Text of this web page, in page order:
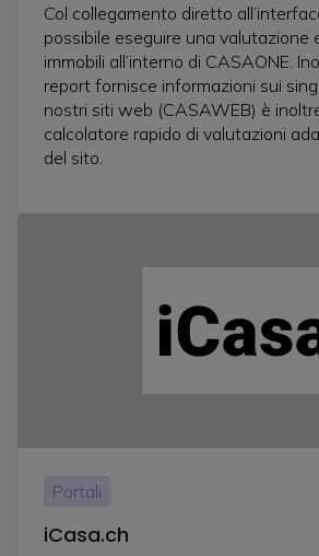
Col collegamento diretto
possibile eseguire una valutazione
immobili all’interno di CASAONE.
report fornisce informazioni sui
nostri siti web (CASAWEB) è
calcolatore rapido di valutazioni
del sito.
Portali
iCasa.ch